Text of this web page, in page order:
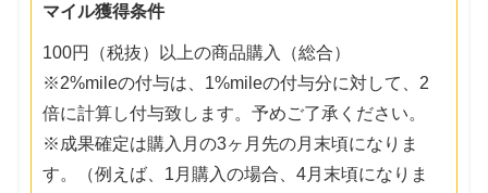
マイル獲得条件
100円（税抜）以上の商品購入（総合）
※2%mileの付与は、1%mileの付与分に対して、2
倍に計算し付与致します。予めご了承ください。
※成果確定は購入月の3ヶ月先の月末頃になりま
す。（例えば、1月購入の場合、4月末頃になりま